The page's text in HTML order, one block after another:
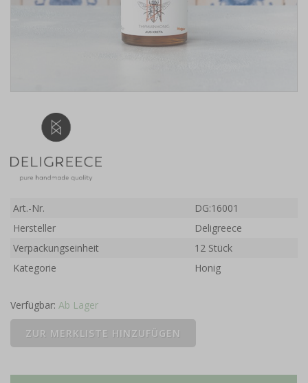
Art.-Nr.
DG:16001
Hersteller
Deligreece
Verpackungseinheit
12 Stück
Kategorie
Honig
Verfügbar: Ab Lager